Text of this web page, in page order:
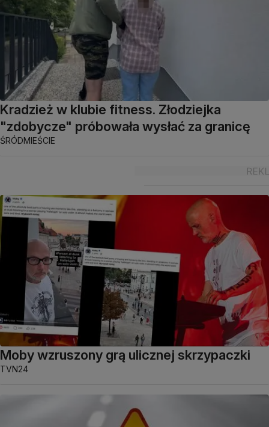
Kradzież w klubie fitness. Złodziejka
"zdobycze" próbowała wysłać za granicę
ŚRÓDMIEŚCIE
Moby wzruszony grą ulicznej skrzypaczki
TVN24